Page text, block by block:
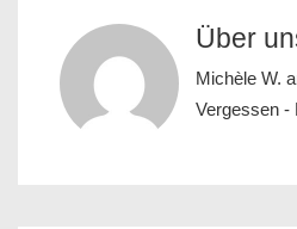
Über
Michèle W.
Vergessen -